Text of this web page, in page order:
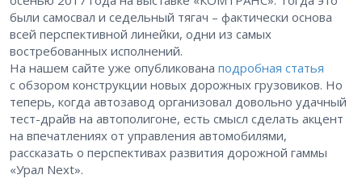
были самосвал и седельный тягач – ​фактически основа
всей перспективной линейки, одни из самых
востребованных исполнений.
На нашем сайте уже опубликована подробная статья
с обзором конструкции новых дорожных грузовиков. Но
теперь, когда автозавод организовал довольно удачный
тест-драйв на автополигоне, есть смысл сделать акцент
на впечатлениях от управления автомобилями,
рассказать о перспективах развития дорожной гаммы
«Урал Next».